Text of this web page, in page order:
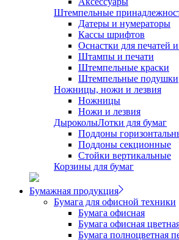
Штемпельные
Датеры и нумераторы
Кассы шрифтов
Оснастки для печатей
Штампы и печати
Штемпельные краски
Штемпельные подушки
Ножницы, ножи и лезвия
Ножницы
Ножи и лезвия
ДыроколыЛотки для бумаг
Поддоны
Поддоны секционные
Стойки вертикальные
Корзины для бумаг
Бумажная продукция
Бумага для офисной техники
Бумага офисная
Бумага офисная
Бумага полноцветная